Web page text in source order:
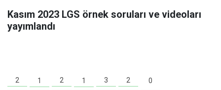
Kasım 2023 LGS örnek soruları ve videoları
yayımlandı
2 1 2 1 3 2 0